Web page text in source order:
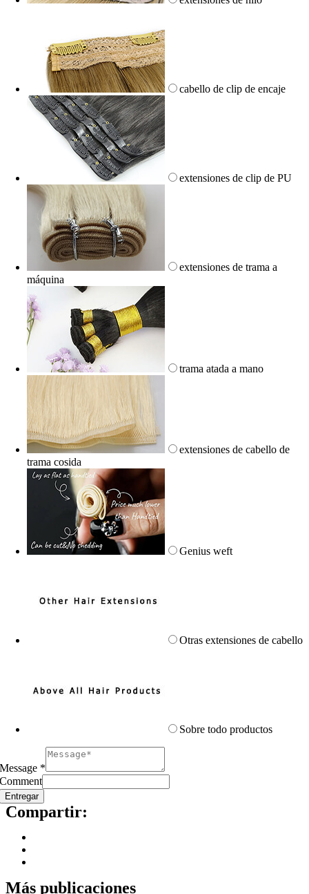
cabello de clip de encaje
extensiones de clip de PU
extensiones de trama a
máquina
trama atada a mano
extensiones de cabello de
trama cosida
Genius weft
Otras extensiones de cabello
Sobre todo productos
Message *
Comment
Entregar
Compartir:
Más publicaciones